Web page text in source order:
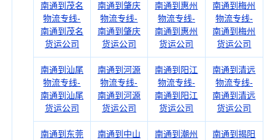
南通到茂名
物流专线-
南通到茂名
货运公司
南通到肇庆
物流专线-
南通到肇庆
货运公司
南通到惠州
物流专线-
南通到惠州
货运公司
南通到梅州
物流专线-
南通到梅州
货运公司
南通到汕尾
物流专线-
南通到汕尾
货运公司
南通到河源
物流专线-
南通到河源
货运公司
南通到阳江
物流专线-
南通到阳江
货运公司
南通到清远
物流专线-
南通到清远
货运公司
南通到东莞
南通到中山
南通到潮州
南通到揭阳